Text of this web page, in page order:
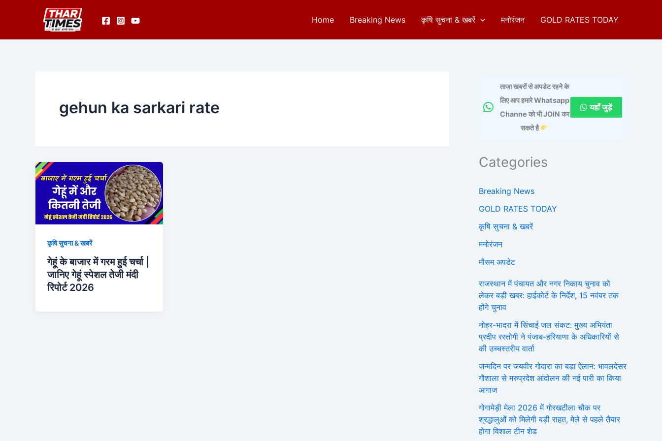
Home Breaking News कृषि सुचना & खबरें मनोरंजन GOLD RATES TODAY
gehun ka sarkari rate
कृषि सुचना & खबरें
गेहूं के बाजार में गरम हुई चर्चा |
जानिए गेहूं स्पेशल तेजी मंदी
रिपोर्ट 2026
ताजा खबरों से अपडेट रहने के
लिए आप हमारे Whatsapp
Channe को भी JOIN कर
सकते है
यहाँ जुड़ें
Categories
Breaking News
GOLD RATES TODAY
कृषि सुचना & खबरें
मनोरंजन
मौसम अपडेट
राजस्थान में पंचायत और नगर निकाय चुनाव को
लेकर बड़ी खबर: हाईकोर्ट के निर्देश, 15 नवंबर तक
होंगे चुनाव
नोहर-भादरा में सिंचाई जल संकट: मुख्य अभियंता
प्रदीप रस्तोगी ने पंजाब-हरियाणा के अधिकारियों से
की उच्चस्तरीय वार्ता
जन्मदिन पर जयवीर गोदारा का बड़ा ऐलान: भावलदेसर
गौशाला से मरुप्रदेश आंदोलन की नई पारी का किया
आगाज
गोगामेड़ी मेला 2026 में गोरखटीला चौक पर
श्रद्धालुओं को मिलेगी बड़ी राहत, मेले से पहले तैयार
होगा विशाल टीन शेड